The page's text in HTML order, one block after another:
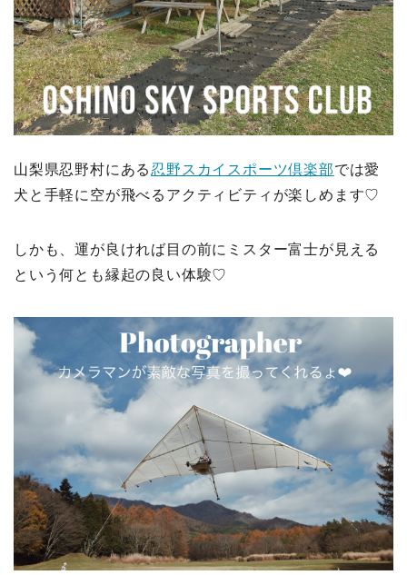
山梨県忍野村にある 忍野スカイスポーツ倶楽部では愛
犬と手軽に空が飛べるアクティビティが楽しめます♡
しかも、運が良ければ目の前にミスター富士が見える
という何とも縁起の良い体験♡